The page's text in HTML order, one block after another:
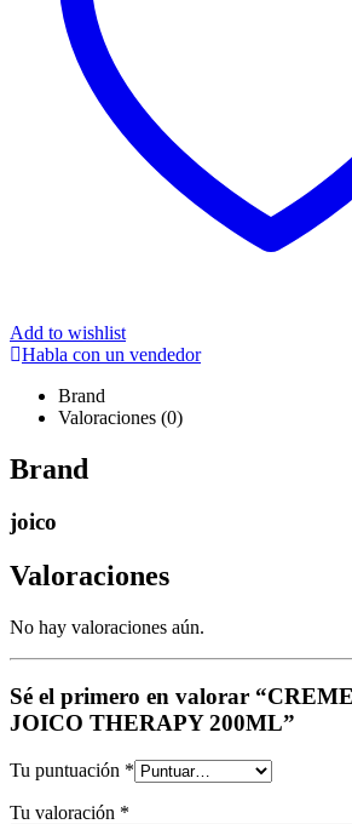
Add to wishlist
Habla con un vendedor
Brand
Valoraciones (0)
Brand
joico
Valoraciones
No hay valoraciones aún.
Sé el primero en valorar
JOICO THERAPY 200ML”
Tu puntuación *
Tu valoración *